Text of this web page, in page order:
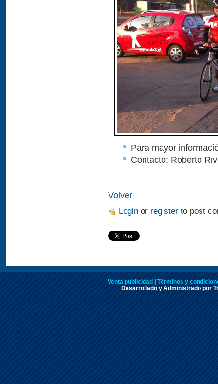
Para mayor
Contacto: Roberto
Volver
Login or register to post
Venta publicidad | Términos y
Desarrollado y Administrado por